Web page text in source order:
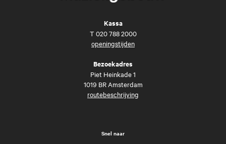
Kassa
T 020 788 2000
openingstijden
Bezoekadres
Piet Heinkade 1
1019 BR Amsterdam
routebeschrijving
Snel naar